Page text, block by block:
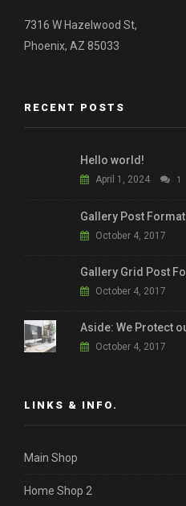
7316 W Hazelwood St,
Phoenix, AZ 85033
RECENT POSTS
Hello world!
April 1, 2024 1
Gallery Post Format
October 4, 2017
Gallery Grid Post
October 4, 2017
Aside: We Protect
October 4, 2017
LINKS & INFO.
Main Shop
Home Shop 2